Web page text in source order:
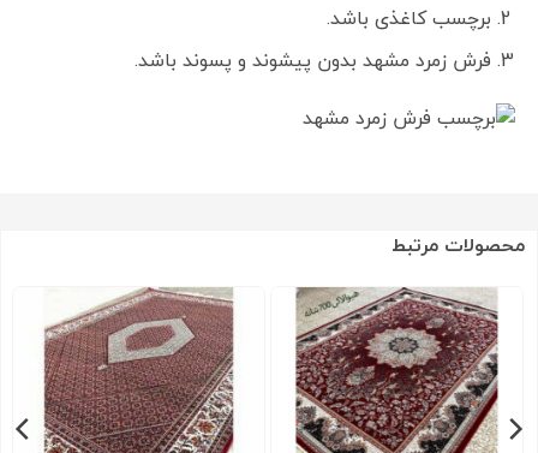
برچسب کاغذی باشد.
فرش زمرد مشهد بدون پیشوند و پسوند باشد.
محصولات مرتبط